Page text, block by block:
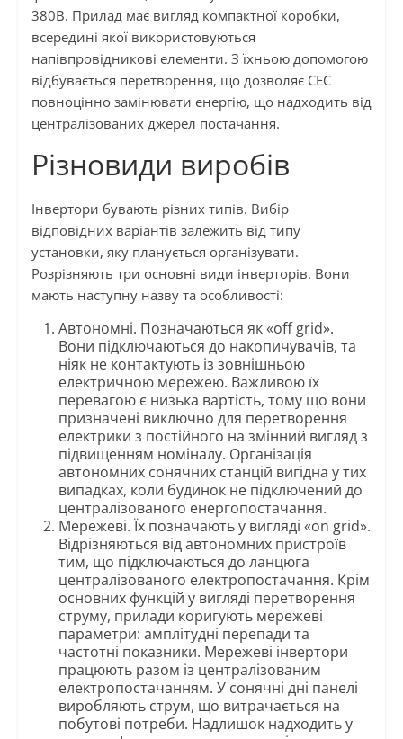
380В. Прилад має вигляд компактної коробки,
всередині якої використовуються
напівпровідникові елементи. З їхньою допомогою
відбувається перетворення, що дозволяє СЕС
повноцінно замінювати енергію, що надходить від
централізованих джерел постачання.
Різновиди виробів
Інвертори бувають різних типів. Вибір
відповідних варіантів залежить від типу
установки, яку планується організувати.
Розрізняють три основні види інверторів. Вони
мають наступну назву та особливості:
Автономні. Позначаються як «off grid».
Вони підключаються до накопичувачів, та
ніяк не контактують із зовнішньою
електричною мережею. Важливою їх
перевагою є низька вартість, тому що вони
призначені виключно для перетворення
електрики з постійного на змінний вигляд з
підвищенням номіналу. Організація
автономних сонячних станцій вигідна у тих
випадках, коли будинок не підключений до
централізованого енергопостачання.
Мережеві. Їх позначають у вигляді «on grid».
Відрізняються від автономних пристроїв
тим, що підключаються до ланцюга
централізованого електропостачання. Крім
основних функцій у вигляді перетворення
струму, прилади коригують мережеві
параметри: амплітудні перепади та
частотні показники. Мережеві інвертори
працюють разом із централізованим
електропостачанням. У сонячні дні панелі
виробляють струм, що витрачається на
побутові потреби. Надлишок надходить у